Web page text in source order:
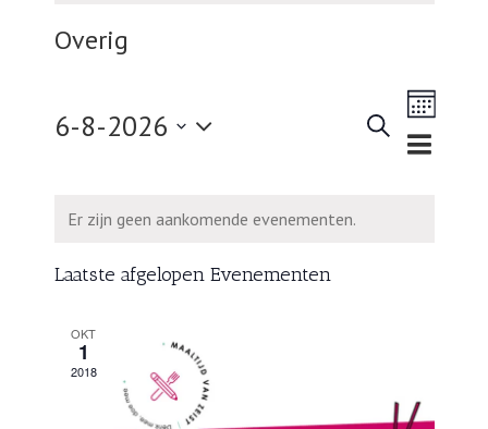
Overig
Evenementen
Zoeken
navigatie
Maand
6-8-2026
datum.
van
Er zijn geen aankomende evenementen.
Laatste afgelopen Evenementen
OKT
1
2018